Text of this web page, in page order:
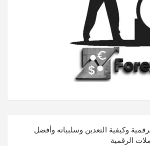
وكيفية التعدين وسلبياته وأفضل
الرقمية